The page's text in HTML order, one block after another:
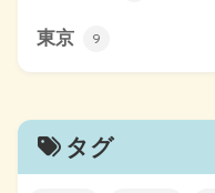
東京 9
タグ